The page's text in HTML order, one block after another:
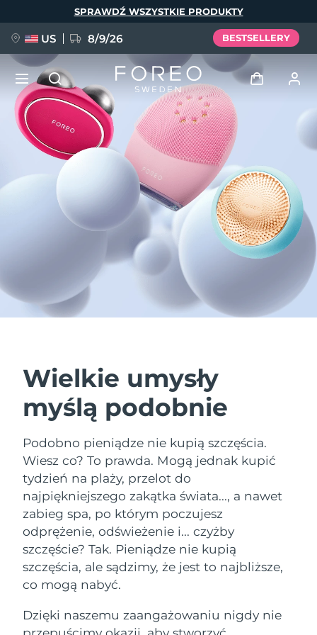
Wielkie umysły
myślą podobnie
Podobno pieniądze nie kupią szczęścia.
Wiesz co? To prawda. Mogą jednak kupić
tydzień na plaży, przelot do
najpiękniejszego zakątka świata..., a nawet
zabieg spa, po którym poczujesz
odprężenie, odświeżenie i... czyżby
szczęście? Tak. Pieniądze nie kupią
szczęścia, ale sądzimy, że jest to najbliższe,
co mogą nabyć.
Dzięki naszemu zaangażowaniu nigdy nie
SPRAWDŹ WSZYSTKIE PRODUKTY
US 8/9/26 BESTSELLERY
Profil użytkownika
Moje urządzenia
Moje zamówienia
Moje subskrypcje
NOWOŚĆ
FAQ™ Pure Beauty-Tech Elixir
BREAKING NEWS
issa™ Teeth Whitening Set
FAQ™ Dual LED Panel
POPULARNY
Specjalne oferty Bestsellery
Terapia czerwonym światłem
Język
Deutsch
Español
Français
Italiano
Português
Svenska
Русский
Kraj dostawy
Stany Zjednoczone
Wielka Brytania
Oczekiwany czas dostawy
Hiszpania
Oczekiwany czas dostawy
8/8/26
Australia
Oczekiwany czas dostawy
8/11/26
Francja
Oczekiwany czas dostawy
Niemcy
Oczekiwany czas dostawy
Kanada
Oczekiwany czas dostawy